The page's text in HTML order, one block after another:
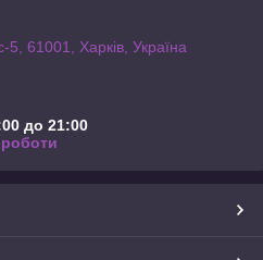
61001, Харків, Україна
до 21:00